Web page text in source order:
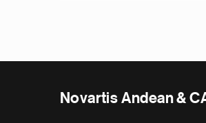
Novartis Andean &